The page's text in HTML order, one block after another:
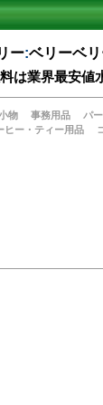
ー:ベリーベ
は業界最安値
物 事務用品 パ
ヒー・ティー用品